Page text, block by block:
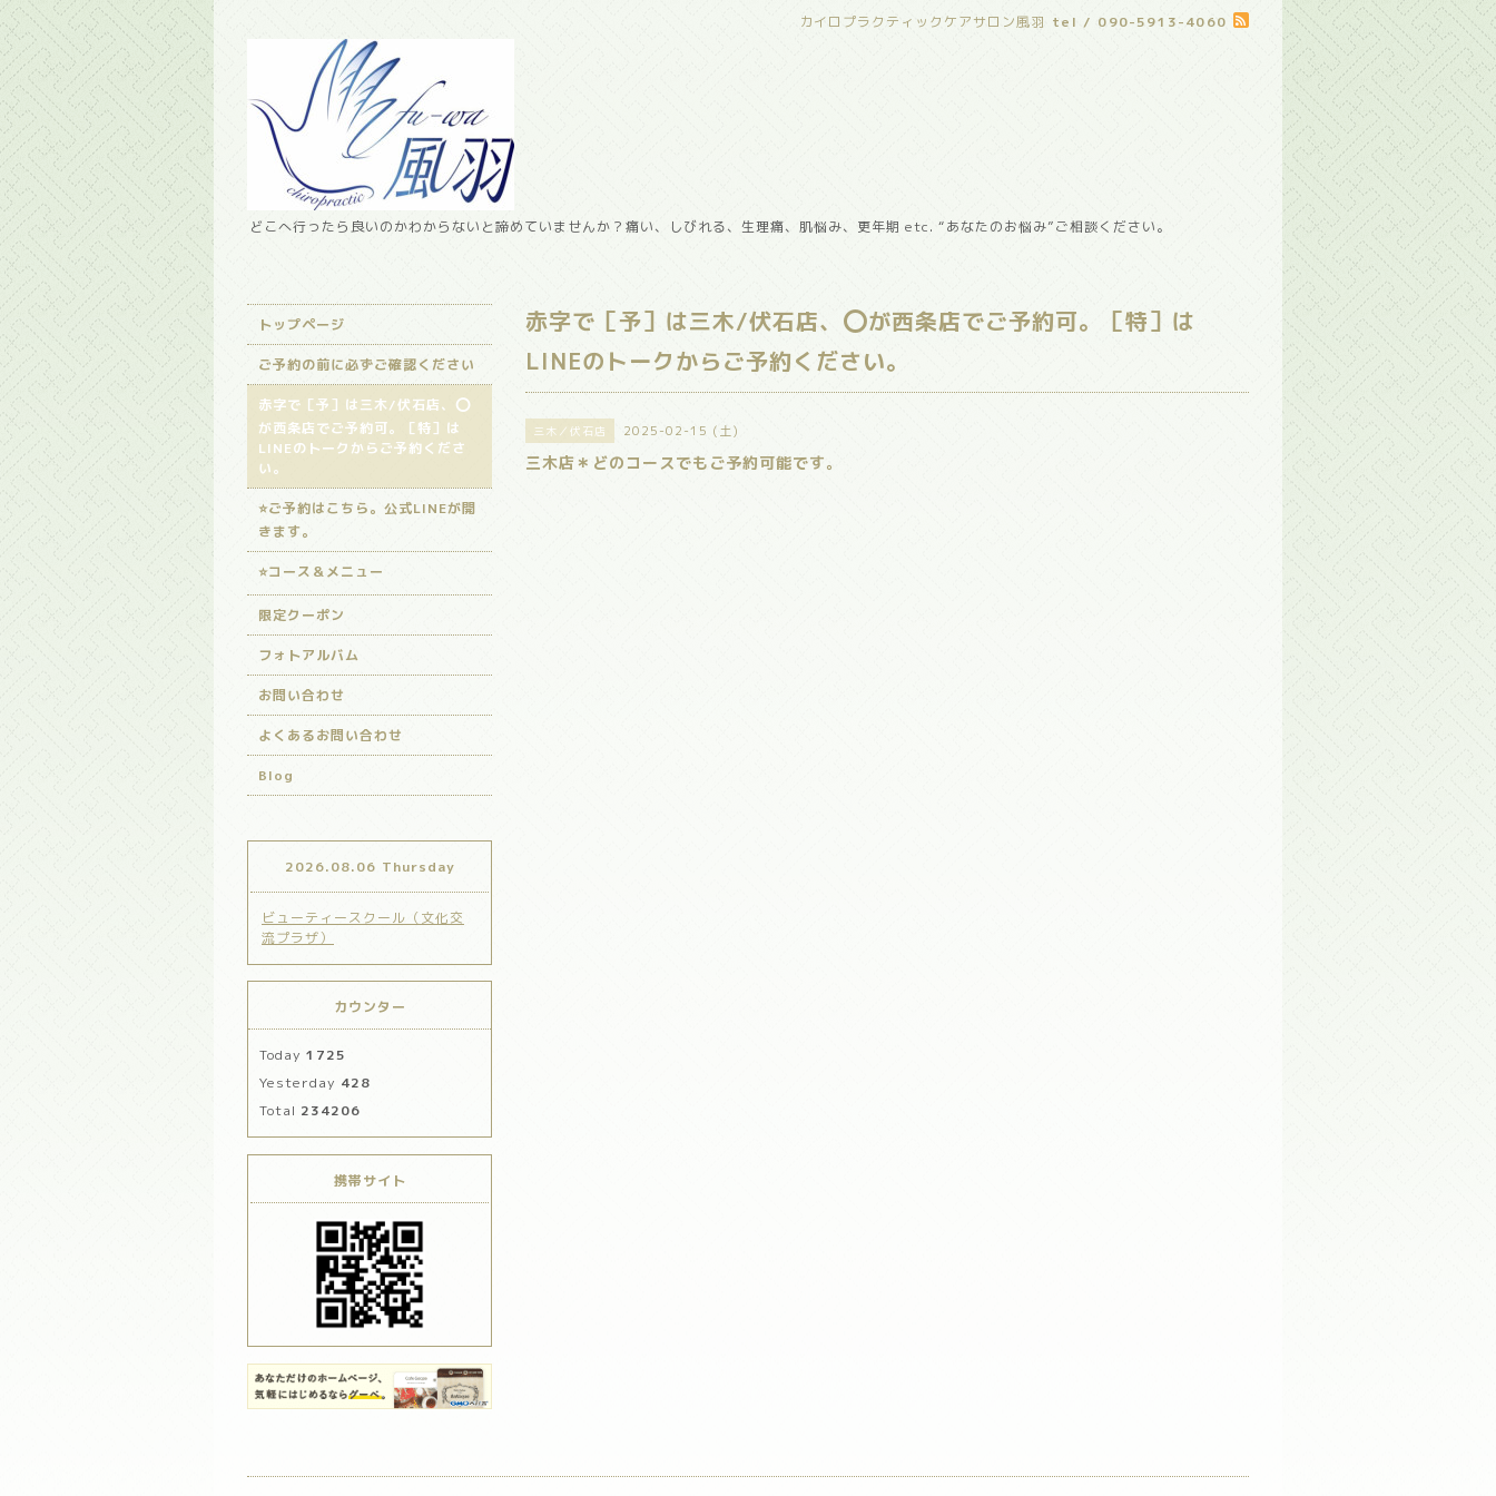
カイロプラクティックケアサロン風羽 tel / 090-5913-4060
どこへ行ったら良いのかわからないと諦めていませんか？痛い、しびれる、生理痛、肌悩み、更年期 etc. “あなたのお悩み”ご相談ください。
赤字で［予］は三木/伏石店、⭕️が西条店でご予約可。［特］は
LINEのトークからご予約ください。
三木／伏石店 2025-02-15 (土)
三木店＊どのコースでもご予約可能です。
トップページ
ご予約の前に必ずご確認ください
赤字で［予］は三木/伏石店、⭕️
が西条店でご予約可。［特］は
LINEのトークからご予約くださ
い。
⭐️ご予約はこちら。公式LINEが開
きます。
⭐️コース＆メニュー
限定クーポン
フォトアルバム
お問い合わせ
よくあるお問い合わせ
Blog
2026.08.06 Thursday
ビューティースクール（文化交
流プラザ）
カウンター
Today 1725
Yesterday 428
Total 234206
携帯サイト